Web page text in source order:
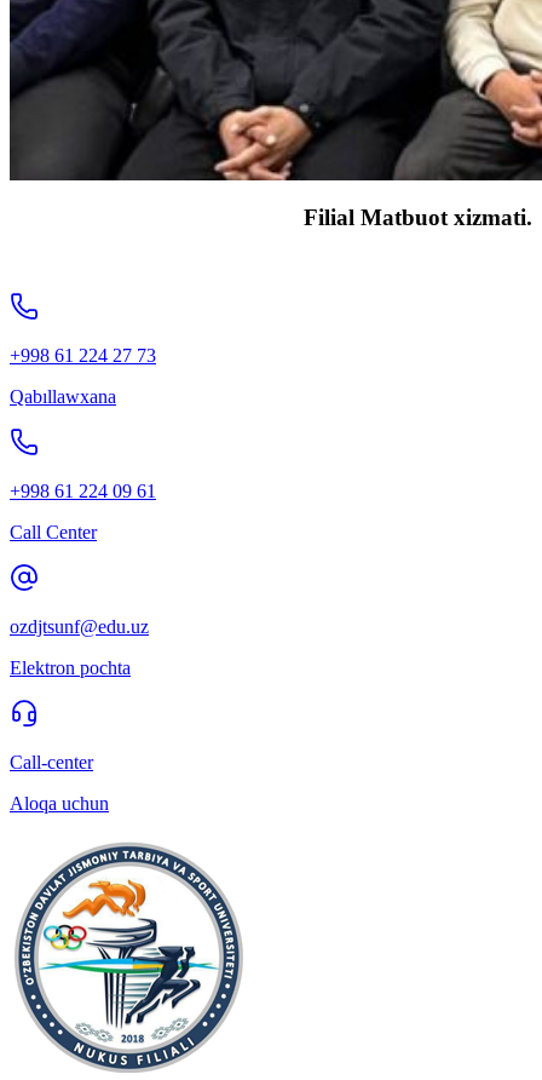
Filial Matbuot xizmati.
+998 61 224 27 73
Qabıllawxana
+998 61 224 09 61
Call Center
ozdjtsunf@edu.uz
Elektron pochta
Call-center
Aloqa uchun